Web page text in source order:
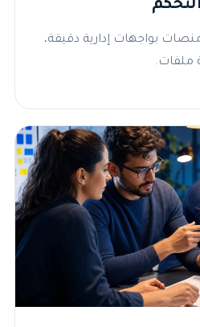
بواجهات إدارية دقيقة،
ملفات.